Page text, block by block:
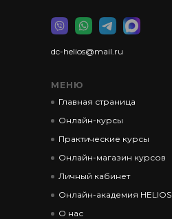
Главная страница
Онлайн-курсы
Практические курсы
Личный кабинет
Онлайн-академия HELIOS
МЕНЮ
dc-helios@mail.ru
Онлайн-магазин курсов
О нас